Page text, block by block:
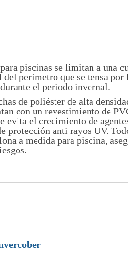
piscinas se limitan a una
perímetro que se tensa por
el periodo invernal.
de poliéster de alta
con un revestimiento de
evita el crecimiento de
protección anti rayos UV.
a medida para piscina,